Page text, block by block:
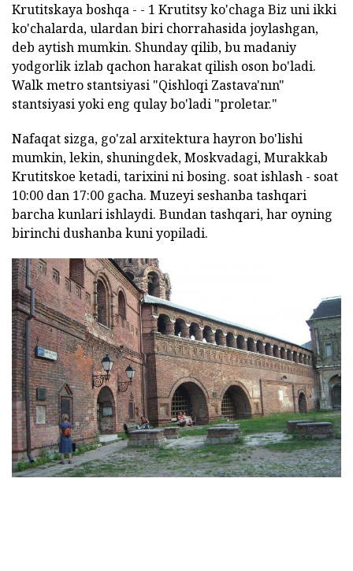
Krutitskaya boshqa - - 1 Krutitsy ko'chaga Biz uni ikki
ko'chalarda, ulardan biri chorrahasida joylashgan,
deb aytish mumkin. Shunday qilib, bu madaniy
yodgorlik izlab qachon harakat qilish oson bo'ladi.
Walk metro stantsiyasi "Qishloqi Zastava'nın"
stantsiyasi yoki eng qulay bo'ladi "proletar."
Nafaqat sizga, go'zal arxitektura hayron bo'lishi
mumkin, lekin, shuningdek, Moskvadagi, Murakkab
Krutitskoe ketadi, tarixini ni bosing. soat ishlash - soat
10:00 dan 17:00 gacha. Muzeyi seshanba tashqari
barcha kunlari ishlaydi. Bundan tashqari, har oyning
birinchi dushanba kuni yopiladi.